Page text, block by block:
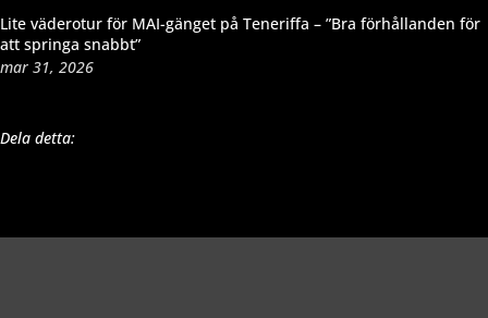
Lite väderotur för MAI-gänget på Teneriffa – ”Bra förhållanden för
att springa snabbt”
mar 31, 2026
Dela detta: